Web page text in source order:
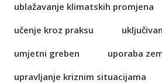
ublažavanje klimatskih promjena
učenje kroz praksu
umjetni greben
uporaba
upravljanje kriznim situacijama